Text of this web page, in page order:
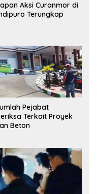
Aksi Curanmor di
Terungkap
Pejabat
Terkait Proyek
Beton